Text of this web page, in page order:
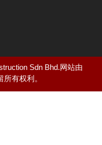
Sdn Bhd.网站由
所有权利。